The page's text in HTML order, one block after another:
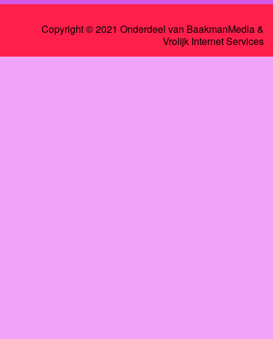
Copyright © 2021 Onderdeel van BaakmanMedia&
Vrolijk Internet Services